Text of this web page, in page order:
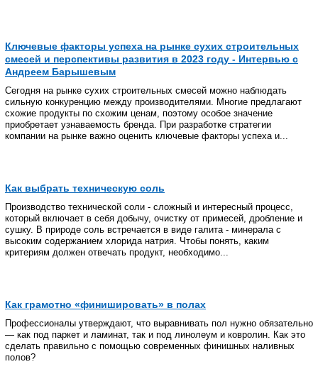
Ключевые факторы успеха на рынке сухих строительных
смесей и перспективы развития в 2023 году - Интервью с
Андреем Барышевым
Сегодня на рынке сухих строительных смесей можно наблюдать
сильную конкуренцию между производителями. Многие предлагают
схожие продукты по схожим ценам, поэтому особое значение
приобретает узнаваемость бренда. При разработке стратегии
компании на рынке важно оценить ключевые факторы успеха и...
Как выбрать техническую соль
Производство технической соли - сложный и интересный процесс,
который включает в себя добычу, очистку от примесей, дробление и
сушку. В природе соль встречается в виде галита - минерала с
высоким содержанием хлорида натрия. Чтобы понять, каким
критериям должен отвечать продукт, необходимо...
Как грамотно «финишировать» в полах
Профессионалы утверждают, что выравнивать пол нужно обязательно
— как под паркет и ламинат, так и под линолеум и ковролин. Как это
сделать правильно с помощью современных финишных наливных
полов?